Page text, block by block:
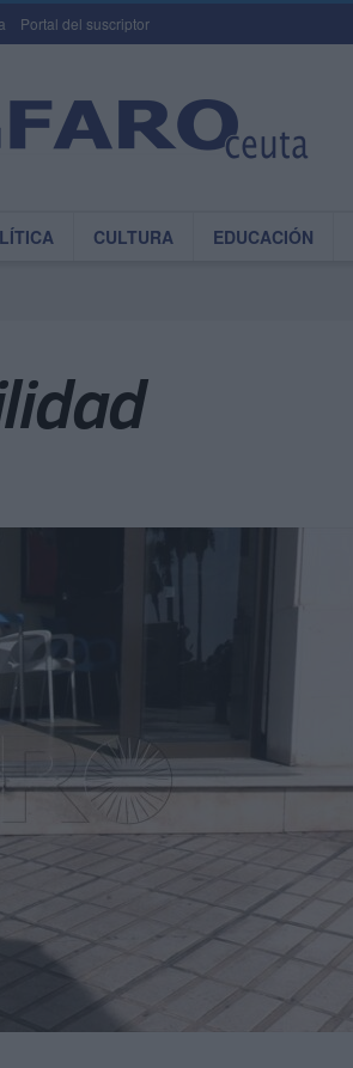
Portal del suscriptor
CULTURA EDUCACIÓN